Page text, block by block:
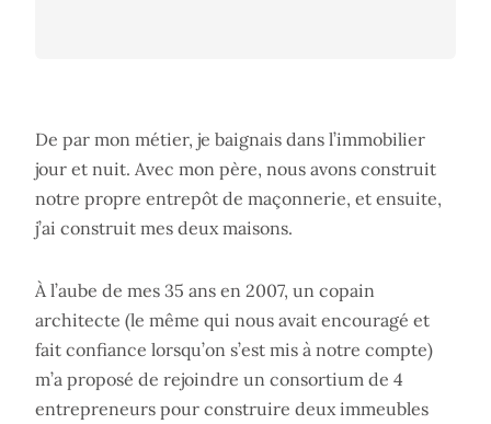
De par mon métier, je baignais dans l’immobilier
jour et nuit. Avec mon père, nous avons construit
notre propre entrepôt de maçonnerie, et ensuite,
j’ai construit mes deux maisons.
À l’aube de mes 35 ans en 2007, un copain
architecte (le même qui nous avait encouragé et
fait confiance lorsqu’on s’est mis à notre compte)
m’a proposé de rejoindre un consortium de 4
entrepreneurs pour construire deux immeubles